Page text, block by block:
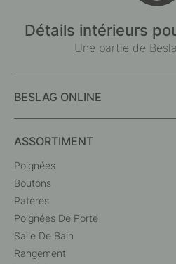
Détails intérieurs
Une partie de
BESLAG ONLINE
ASSORTIMENT
Poignées
Boutons
Patères
Poignées De Porte
Salle De Bain
Rangement